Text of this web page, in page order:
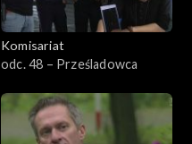
Komisariat
odc. 48 – Prześladowca